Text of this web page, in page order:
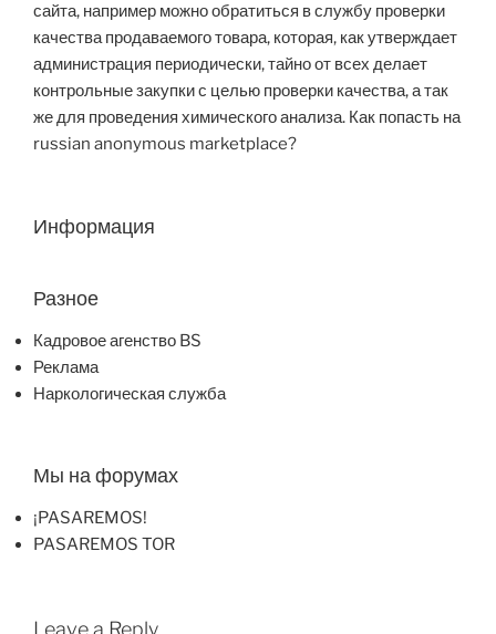
сайта, например можно обратиться в службу проверки
качества продаваемого товара, которая, как утверждает
администрация периодически, тайно от всех делает
контрольные закупки с целью проверки качества, а так
же для проведения химического анализа. Как попасть на
russian anonymous marketplace?
Информация
Разное
Кадровое агенство BS
Реклама
Наркологическая служба
Мы на форумах
¡PASAREMOS!
PASAREMOS TOR
Leave a Reply